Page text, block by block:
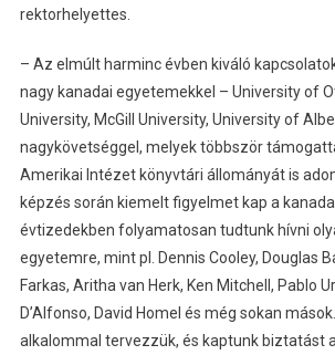
rektorhelyettes.
– Az elmúlt harminc évben kiváló
nagy kanadai egyetemekkel – University of
University, McGill University, University of
nagykövetséggel, melyek többször
Amerikai Intézet könyvtári állományát is
képzés során kiemelt figyelmet kap a
évtizedekben folyamatosan tudtunk hívni
egyetemre, mint pl. Dennis Cooley, Douglas
Farkas, Aritha van Herk, Ken Mitchell, Pablo
D’Alfonso, David Homel és még sokan
alkalommal tervezzük, és kaptunk biztatást